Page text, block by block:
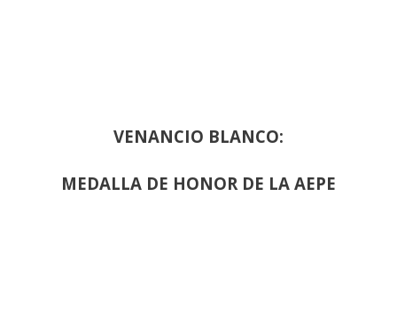
VENANCIO BLANCO:
MEDALLA DE HONOR DE LA AEPE